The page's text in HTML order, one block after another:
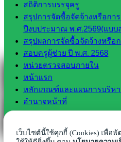
สถิติการบรรจุครู
สรุปการจัดซื้อจัดจ้างหรือกา
ปีงบประมาณ พ.ศ.2569(แบบ
สรุปผลการจัดซื้อจัดจ้างหรือ
สอบครูผู้ช่วย ปี พ.ศ. 2568
หน่วยตรวจสอบภายใน
หน้าแรก
หลักเกณฑ์และแผนการบริห
อำนาจหน้าที่
เผยแพร่ผลงาน
เว็บไซต์โรงเรียนในสังกัด
แนวทางการจัดการศึกษาปี
Messenger
Facebook
เว็บไซต์นี้ใช้คุกกี้ (Cookies) เพื่อ